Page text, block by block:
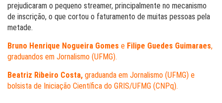
prejudicaram o pequeno streamer, principalmente no mecanismo
de inscrição, o que cortou o faturamento de muitas pessoas pela
metade.
Bruno Henrique Nogueira Gomes e Filipe Guedes Guimaraes,
graduandos em Jornalismo (UFMG).
Beatriz Ribeiro Costa, graduanda em Jornalismo (UFMG) e
bolsista de Iniciação Científica do GRIS/UFMG (CNPq).